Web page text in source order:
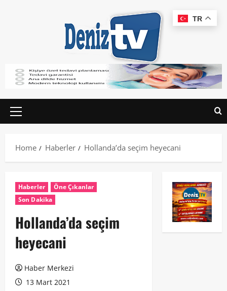
Home Haberler Hollanda’da seçim heyecani
Haberler
Öne Çıkanlar
Son Dakika
Hollanda’da seçim
heyecani
Haber Merkezi
13 Mart 2021
TR